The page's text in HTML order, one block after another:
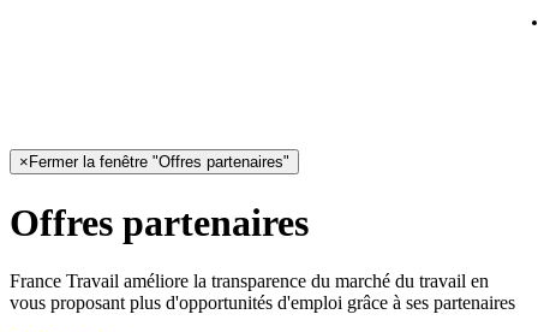
× Fermer la fenêtre "Offres partenaires"
Offres partenaires
France Travail améliore la transparence du marché du travail en
vous proposant plus d'opportunités d'emploi grâce à ses partenaires